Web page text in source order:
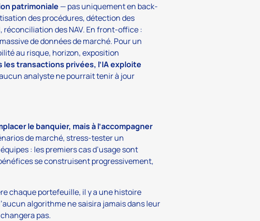
patrimoniale — pas uniquement en back-
des procédures, détection des
des NAV. En front-office :
de données de marché. Pour un
au risque, horizon, exposition
les transactions privées, l’IA exploite
analyste ne pourrait tenir à jour
le banquier, mais à l’accompagner
de marché, stress-tester un
: les premiers cas d’usage sont
se construisent progressivement,
chaque portefeuille, il y a une histoire
algorithme ne saisira jamais dans leur
pas.